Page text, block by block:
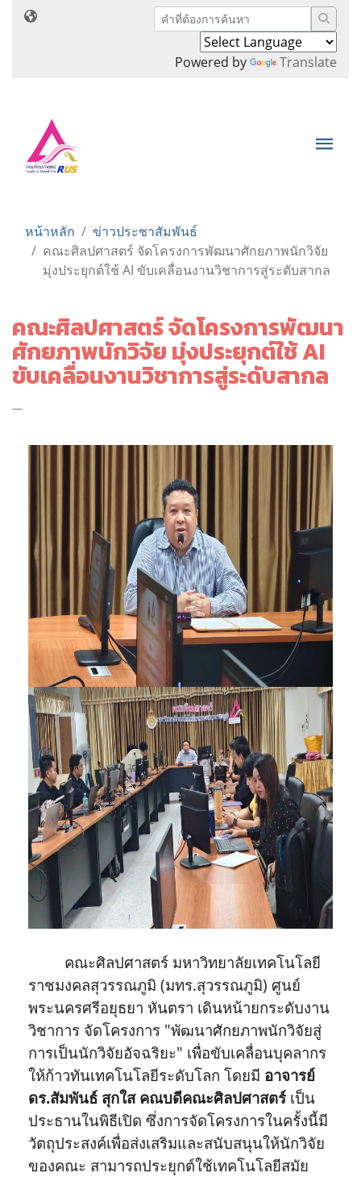
Powered by Translate
หน้าหลัก
ข่าวประชาสัมพันธ์
คณะศิลปศาสตร์ จัดโครงการพัฒนาศักยภาพนักวิจัย
มุ่งประยุกต์ใช้ AI ขับเคลื่อนงานวิชาการสู่ระดับสากล
คณะศิลปศาสตร์ จัดโครงการพัฒนา
ศักยภาพนักวิจัย มุ่งประยุกต์ใช้ AI
ขับเคลื่อนงานวิชาการสู่ระดับสากล
คณะศิลปศาสตร์ มหาวิทยาลัยเทคโนโลยี
ราชมงคลสุวรรณภูมิ (มทร.สุวรรณภูมิ) ศูนย์
พระนครศรีอยุธยา หันตรา เดินหน้ายกระดับงาน
วิชาการ จัดโครงการ "พัฒนาศักยภาพนักวิจัยสู่
การเป็นนักวิจัยอัจฉริยะ" เพื่อขับเคลื่อนบุคลากร
ให้ก้าวทันเทคโนโลยีระดับโลก โดยมี อาจารย์
ดร.สัมพันธ์ สุกใส คณบดีคณะศิลปศาสตร์เป็น
ประธานในพิธีเปิด ซึ่งการจัดโครงการในครั้งนี้มี
วัตถุประสงค์เพื่อส่งเสริมและสนับสนุนให้นักวิจัย
ของคณะ สามารถประยุกต์ใช้เทคโนโลยีสมัย